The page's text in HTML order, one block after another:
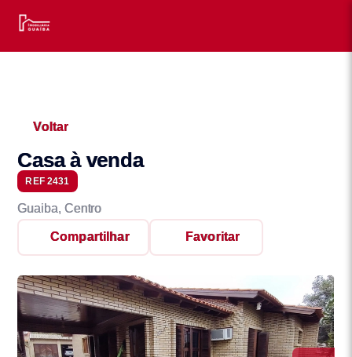
Voltar
Casa à venda
REF 2431
Guaiba, Centro
Compartilhar Favoritar